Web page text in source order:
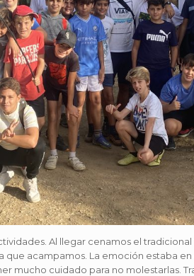
Al llegar cenamos el
que acampamos. La emoción estaba
mucho cuidado para no molestarlas.